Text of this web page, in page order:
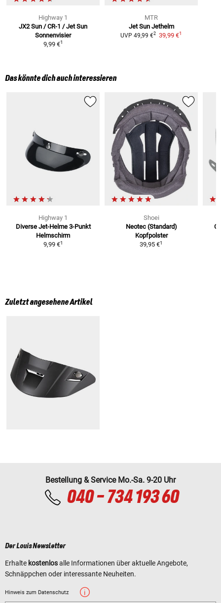
Highway 1
JX2 Sun / CR-1 / Jet Sun
Sonnenvisier
9,99 €1
MTR
Jet Sun Jethelm
UVP 49,99 €2 39,99 €1
Das könnte dich auch interessieren
Highway 1
Diverse Jet-Helme 3-Punkt
Helmschirm
9,99 €1
Shoei
Neotec (Standard)
Kopfpolster
39,95 €1
Zuletzt angesehene Artikel
Bestellung & Service Mo.-Sa. 9-20 Uhr
040 - 734 193 60
Der Louis Newsletter
Erhalte kostenlosalle Informationen über aktuelle Angebote,
Schnäppchen oder interessante Neuheiten.
Hinweis zum Datenschutz